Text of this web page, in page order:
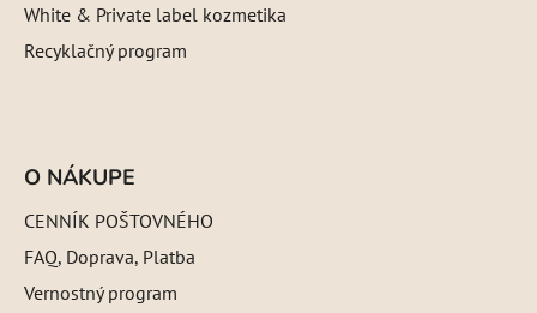
White & Private label kozmetika
Recyklačný program
O NÁKUPE
CENNÍK POŠTOVNÉHO
FAQ, Doprava, Platba
Vernostný program